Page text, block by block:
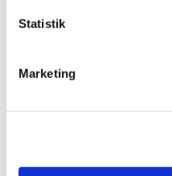
Statistik
Marketing